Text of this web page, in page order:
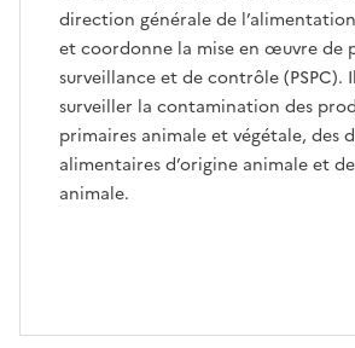
direction générale de
et coordonne la mise en œuvre de
surveillance et de contrôle (PSPC).
surveiller la contamination des
primaires animale et végétale, des
alimentaires d’origine animale et
animale.